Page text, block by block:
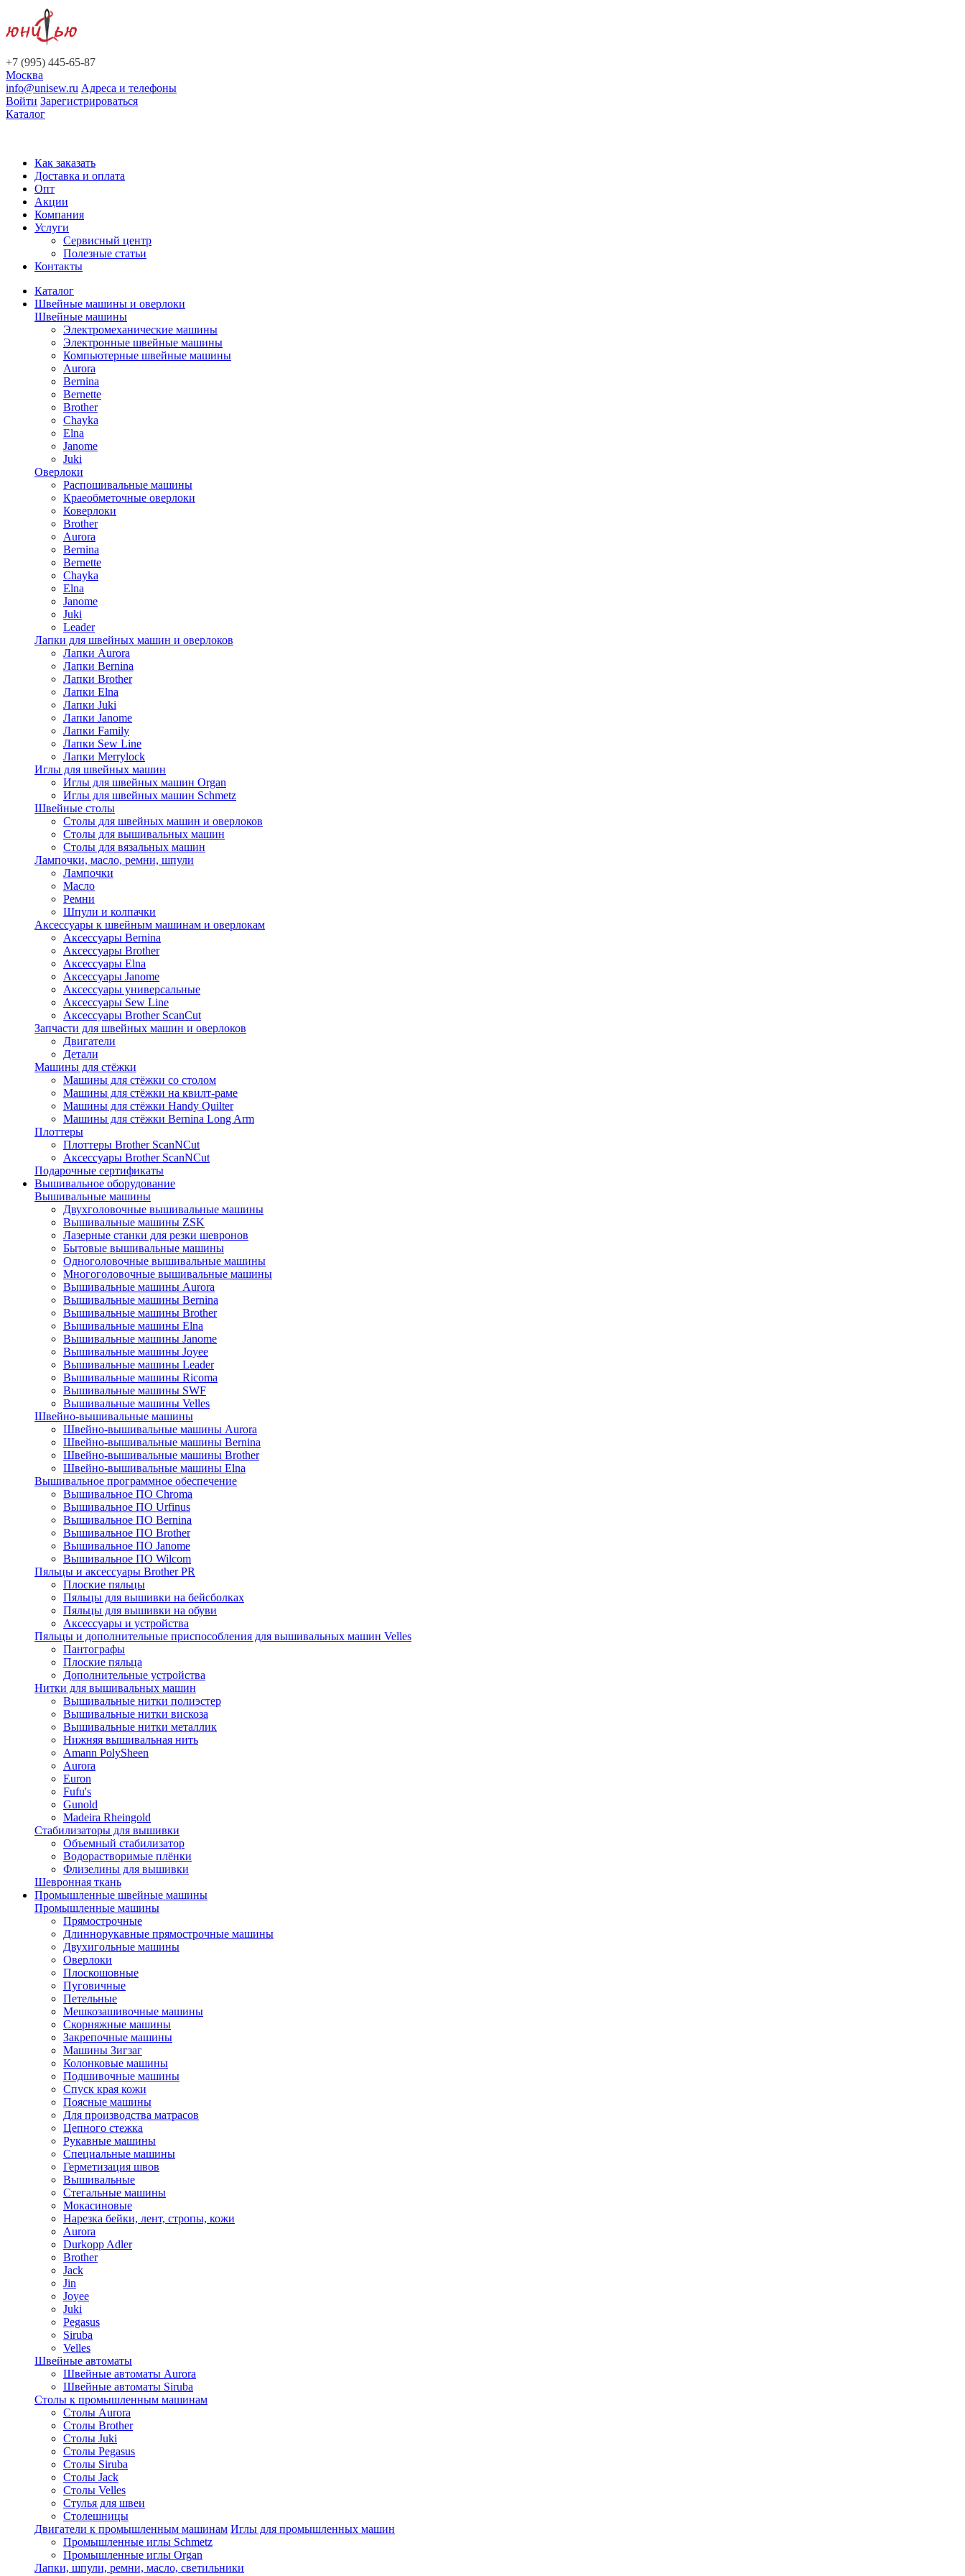
+7 (995) 445-65-87
Москва
info@unisew.ru Адреса и телефоны
Войти Зарегистрироваться
Каталог
Как заказать
Доставка и оплата
Опт
Акции
Компания
Услуги
Сервисный центр
Полезные статьи
Контакты
Каталог
Швейные машины и оверлоки
Швейные машины
Электромеханические машины
Электронные швейные машины
Компьютерные швейные машины
Aurora
Bernina
Bernette
Brother
Chayka
Elna
Janome
Juki
Оверлоки
Распошивальные машины
Краеобметочные оверлоки
Коверлоки
Brother
Aurora
Bernina
Bernette
Chayka
Elna
Janome
Juki
Leader
Лапки для швейных машин и оверлоков
Лапки Aurora
Лапки Bernina
Лапки Brother
Лапки Elna
Лапки Juki
Лапки Janome
Лапки Family
Лапки Sew Line
Лапки Merrylock
Иглы для швейных машин
Иглы для швейных машин Organ
Иглы для швейных машин Schmetz
Швейные столы
Столы для швейных машин и оверлоков
Столы для вышивальных машин
Столы для вязальных машин
Лампочки, масло, ремни, шпули
Лампочки
Масло
Ремни
Шпули и колпачки
Аксессуары к швейным машинам и оверлокам
Аксессуары Bernina
Аксессуары Brother
Аксессуары Elna
Аксессуары Janome
Аксессуары универсальные
Аксессуары Sew Line
Аксессуары Brother ScanCut
Запчасти для швейных машин и оверлоков
Двигатели
Детали
Машины для стёжки
Машины для стёжки со столом
Машины для стёжки на квилт-раме
Машины для стёжки Handy Quilter
Машины для стёжки Bernina Long Arm
Плоттеры
Плоттеры Brother ScanNCut
Аксессуары Brother ScanNCut
Подарочные сертификаты
Вышивальное оборудование
Вышивальные машины
Двухголовочные вышивальные машины
Вышивальные машины ZSK
Лазерные станки для резки шевронов
Бытовые вышивальные машины
Одноголовочные вышивальные машины
Многоголовочные вышивальные машины
Вышивальные машины Aurora
Вышивальные машины Bernina
Вышивальные машины Brother
Вышивальные машины Elna
Вышивальные машины Janome
Вышивальные машины Joyee
Вышивальные машины Leader
Вышивальные машины Ricoma
Вышивальные машины SWF
Вышивальные машины Velles
Швейно-вышивальные машины
Швейно-вышивальные машины Aurora
Швейно-вышивальные машины Bernina
Швейно-вышивальные машины Brother
Швейно-вышивальные машины Elna
Вышивальное программное обеспечение
Вышивальное ПО Chroma
Вышивальное ПО Urfinus
Вышивальное ПО Bernina
Вышивальное ПО Brother
Вышивальное ПО Janome
Вышивальное ПО Wilcom
Пяльцы и аксессуары Brother PR
Плоские пяльцы
Пяльцы для вышивки на бейсболках
Пяльцы для вышивки на обуви
Аксессуары и устройства
Пяльцы и дополнительные приспособления для вышивальных машин Velles
Пантографы
Плоские пяльца
Дополнительные устройства
Нитки для вышивальных машин
Вышивальные нитки полиэстер
Вышивальные нитки вискоза
Вышивальные нитки металлик
Нижняя вышивальная нить
Amann PolySheen
Aurora
Euron
Fufu's
Gunold
Madeira Rheingold
Стабилизаторы для вышивки
Объемный стабилизатор
Водорастворимые плёнки
Флизелины для вышивки
Шевронная ткань
Промышленные швейные машины
Промышленные машины
Прямострочные
Длиннорукавные прямострочные машины
Двухигольные машины
Оверлоки
Плоскошовные
Пуговичные
Петельные
Мешкозашивочные машины
Скорняжные машины
Закрепочные машины
Машины Зигзаг
Колонковые машины
Подшивочные машины
Спуск края кожи
Поясные машины
Для производства матрасов
Цепного стежка
Рукавные машины
Специальные машины
Герметизация швов
Вышивальные
Стегальные машины
Мокасиновые
Нарезка бейки, лент, стропы, кожи
Aurora
Durkopp Adler
Brother
Jack
Jin
Joyee
Juki
Pegasus
Siruba
Velles
Швейные автоматы
Швейные автоматы Aurora
Швейные автоматы Siruba
Столы к промышленным машинам
Столы Aurora
Столы Brother
Столы Juki
Столы Pegasus
Столы Siruba
Столы Jack
Столы Velles
Стулья для швеи
Столешницы
Двигатели к промышленным машинам Иглы для промышленных машин
Промышленные иглы Schmetz
Промышленные иглы Organ
Лапки, шпули, ремни, масло, светильники